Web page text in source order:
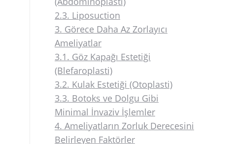
2.3. Liposuction
3. Görece Daha Az Zorlayıcı
Ameliyatlar
3.1. Göz Kapağı Estetiği
(Blefaroplasti)
3.2. Kulak Estetiği (Otoplasti)
3.3. Botoks ve Dolgu Gibi
Minimal İnvaziv İşlemler
4. Ameliyatların Zorluk Derecesini
Belirleyen Faktörler